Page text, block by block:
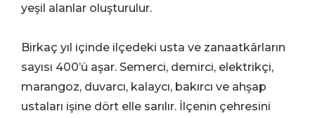
yeşil alanlar oluşturulur.
Birkaç yıl içinde ilçedeki usta ve zanaatkârların
sayısı 400’ü aşar. Semerci, demirci, elektrikçi,
marangoz, duvarcı, kalaycı, bakırcı ve ahşap
ustaları işine dört elle sarılır. İlçenin çehresini